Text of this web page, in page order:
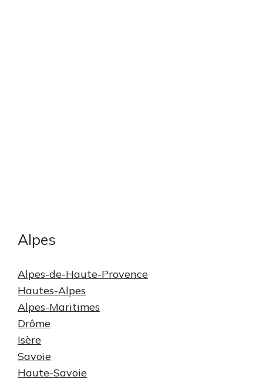
Alpes
Alpes-de-Haute-Provence
Hautes-Alpes
Alpes-Maritimes
Drôme
Isère
Savoie
Haute-Savoie